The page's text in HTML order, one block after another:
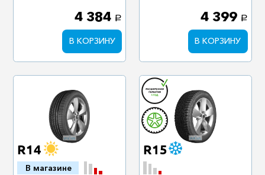
4 384 a
В КОРЗИНУ
4 399 a
В КОРЗИНУ
R14
В магазине
R15